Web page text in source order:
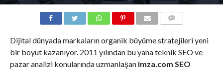
Dijital dünyada markaların organik büyüme stratejileri yeni
bir boyut kazanıyor. 2011 yılından bu yana teknik SEO ve
pazar analizi konularında uzmanlaşan imza.com SEO